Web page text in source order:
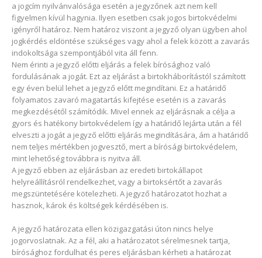
a jogcím nyilvánvalósága esetén a jegyzőnek azt nem kell
figyelmen kívül hagynia. Ilyen esetben csak jogos birtokvédelmi
igényről határoz. Nem határoz viszont a jegyző olyan ügyben ahol
jogkérdés eldöntése szükséges vagy ahol a felek között a zavarás
indokoltsága szempontjából vita áll fenn.
Nem érinti a jegyző előtti eljárás a felek bírósághoz való
fordulásának a jogát. Ezt az eljárást a birtokháborítástól számított
egy éven belül lehet a jegyző előtt megindítani. Ez a határidő
folyamatos zavaró magatartás kifejtése esetén is a zavarás
megkezdésétől számítódik. Mivel ennek az eljárásnak a célja a
gyors és hatékony birtokvédelem így a határidő lejárta után a fél
elveszti a jogát a jegyző előtti eljárás megindítására, ám a határidő
nem teljes mértékben jogvesztő, mert a bírósági birtokvédelem,
mint lehetőség továbbra is nyitva áll.
A jegyző ebben az eljárásban az eredeti birtokállapot
helyreállításról rendelkezhet, vagy a birtoksértőt a zavarás
megszüntetésére kötelezheti. A jegyző határozatot hozhat a
hasznok, károk és költségek kérdésében is.
A jegyző határozata ellen közigazgatási úton nincs helye
jogorvoslatnak. Az a fél, aki a határozatot sérelmesnek tartja,
bírósághoz fordulhat és peres eljárásban kérheti a határozat